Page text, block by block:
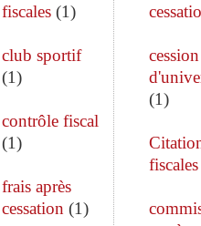
fiscales(1)
club sportif
(1)
contrôle fiscal
(1)
frais après
cessation (1)
cession
(1)
fiscales